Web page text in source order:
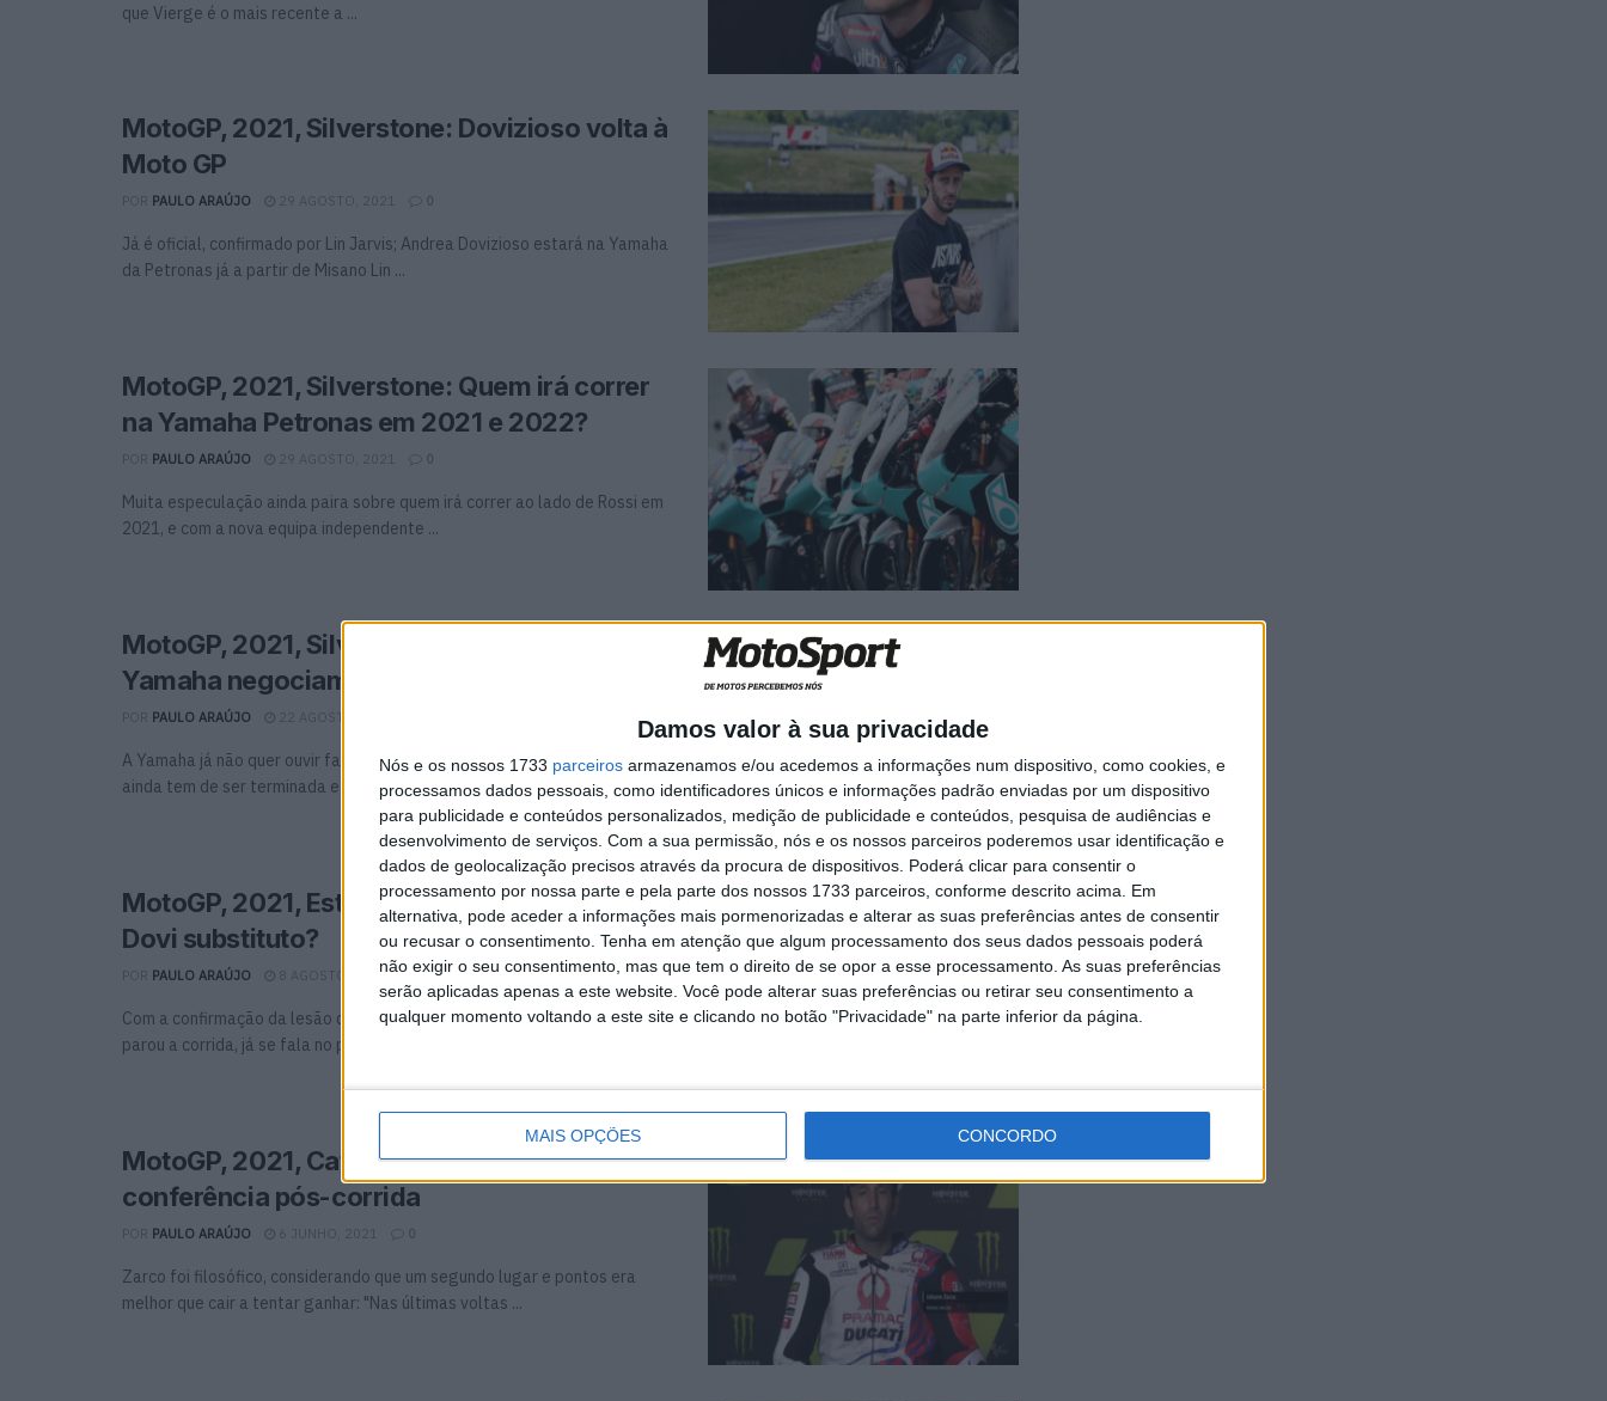
Damos valor à sua privacidade
Nós e os nossos 1733 parceiros armazenamos e/ou acedemos a informações num dispositivo, como cookies, e
processamos dados pessoais, como identificadores únicos e informações padrão enviadas por um dispositivo
para publicidade e conteúdos personalizados, medição de publicidade e conteúdos, pesquisa de audiências e
desenvolvimento de serviços. Com a sua permissão, nós e os nossos parceiros poderemos usar identificação e
dados de geolocalização precisos através da procura de dispositivos. Poderá clicar para consentir o
processamento por nossa parte e pela parte dos nossos 1733 parceiros, conforme descrito acima. Em
alternativa, pode aceder a informações mais pormenorizadas e alterar as suas preferências antes de consentir
ou recusar o consentimento. Tenha em atenção que algum processamento dos seus dados pessoais poderá
não exigir o seu consentimento, mas que tem o direito de se opor a esse processamento. As suas preferências
serão aplicadas apenas a este website. Você pode alterar suas preferências ou retirar seu consentimento a
qualquer momento voltando a este site e clicando no botão "Privacidade" na parte inferior da página.
MAIS OPÇÕES CONCORDO
que Vierge é o mais recente a ...
MotoGP, 2021, Silverstone: Dovizioso volta à
Moto GP
PAULO ARAÚJO 29 AGOSTO, 2021 0
Já é oficial, confirmado por Lin Jarvis; Andrea Dovizioso estará na Yamaha
da Petronas já a partir de Misano Lin ...
MotoGP, 2021, Silverstone: Quem irá correr
na Yamaha Petronas em 2021 e 2022?
PAULO ARAÚJO 29 AGOSTO, 2021 0
Muita especulação ainda paira sobre quem irá correr ao lado de Rossi em
2021, e com a nova equipa independente ...
MotoGP, 2021, Silverstone: Dovizioso e
Yamaha negociam para o final da época
PAULO ARAÚJO 22 AGOSTO, 2021
A Yamaha já não quer ouvir falar de Viñales e vice-versa, mas a época
ainda tem de ser terminada e ...
MotoGP, 2021, Estíria: Savadori lesionado,
Dovi substituto?
PAULO ARAÚJO 8 AGOSTO, 2021 0
Com a confirmação da lesão de Lorenzo Savadori, após o acidente que
parou a corrida, já se fala no paddock ...
MotoGP, 2021, Catalunha: Johann Zarco e a
conferência pós-corrida
PAULO ARAÚJO 6 JUNHO, 2021 0
Zarco foi filosófico, considerando que um segundo lugar e pontos era
melhor que cair a tentar ganhar: "Nas últimas voltas ...